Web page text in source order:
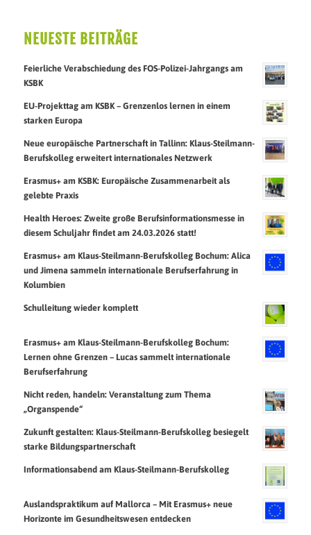
NEUESTE BEITRÄGE
Feierliche Verabschiedung des FOS-Polizei-Jahrgangs am
KSBK
EU-Projekttag am KSBK – Grenzenlos lernen in einem
starken Europa
Neue europäische Partnerschaft in Tallinn: Klaus-Steilmann-
Berufskolleg erweitert internationales Netzwerk
Erasmus+ am KSBK: Europäische Zusammenarbeit als
gelebte Praxis
Health Heroes: Zweite große Berufsinformationsmesse in
diesem Schuljahr findet am 24.03.2026 statt!
Erasmus+ am Klaus-Steilmann-Berufskolleg Bochum: Alica
und Jimena sammeln internationale Berufserfahrung in
Kolumbien
Schulleitung wieder komplett
Erasmus+ am Klaus-Steilmann-Berufskolleg Bochum:
Lernen ohne Grenzen – Lucas sammelt internationale
Berufserfahrung
Nicht reden, handeln: Veranstaltung zum Thema
„Organspende“
Zukunft gestalten: Klaus-Steilmann-Berufskolleg besiegelt
starke Bildungspartnerschaft
Informationsabend am Klaus-Steilmann-Berufskolleg
Auslandspraktikum auf Mallorca – Mit Erasmus+ neue
Horizonte im Gesundheitswesen entdecken